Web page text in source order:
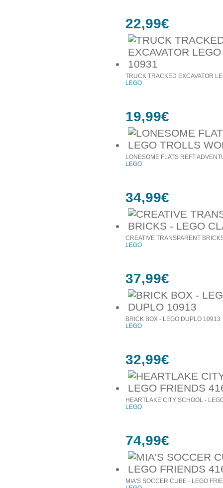
22,99€
TRUCK TRACKED EXCAVATOR
LEGO
19,99€
LONESOME FLATS REFT
LEGO
34,99€
CREATIVE TRANSPARENT
LEGO
37,99€
BRICK BOX - LEGO DUPLO 10913
LEGO
32,99€
HEARTLAKE CITY SCHOOL -
LEGO
74,99€
MIA'S SOCCER CUBE - LEGO